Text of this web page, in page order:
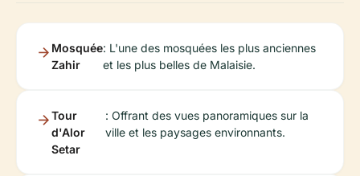
Mosquée
Zahir
: L'une des mosquées les plus anciennes
et les plus belles de Malaisie.
Tour
d'Alor
Setar
: Offrant des vues panoramiques sur la
ville et les paysages environnants.